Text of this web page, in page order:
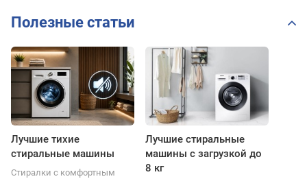
Полезные статьи
Лучшие тихие
стиральные машины
Стиралки с комфортным
Лучшие стиральные
машины с загрузкой до
8 кг